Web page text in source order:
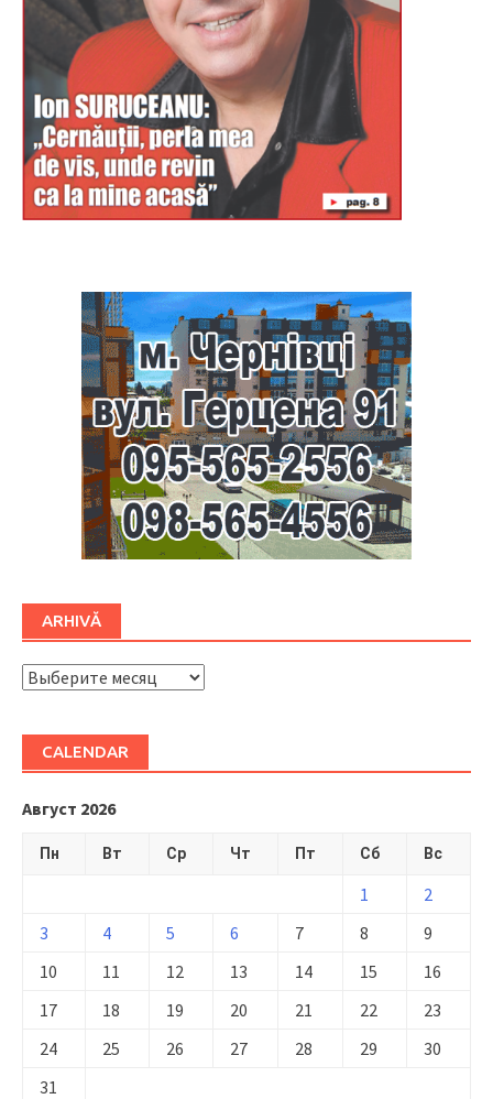
ARHIVĂ
ARHIVĂ
CALENDAR
Август 2026
Пн Вт Ср Чт Пт Сб Вс
1
2
3
4 5 6 7 8
9
10
11 12 13 14 15
16
17
18 19 20 21 22
23
24
25 26 27 28 29
30
31